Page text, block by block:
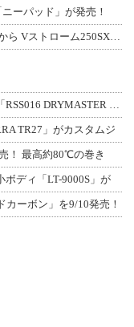
ーパッド」が発売！
TR27」がカスタムジ
！ 最高約80℃の巻き
ボディ「LT-9000S」が
カーボン」を9/10発売！